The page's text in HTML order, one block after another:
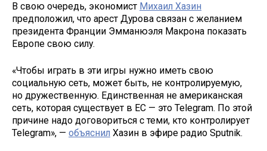
В свою очередь, экономист Михаил Хазин
предположил, что арест Дурова связан с желанием
президента Франции Эмманюэля Макрона показать
Европе свою силу.
«Чтобы играть в эти игры нужно иметь свою
социальную сеть, может быть, не контролируемую,
но дружественную. Единственная не американская
сеть, которая существует в ЕС — это Telegram. По этой
причине надо договориться с теми, кто контролирует
Telegram», — объяснил Хазин в эфире радио Sputnik.